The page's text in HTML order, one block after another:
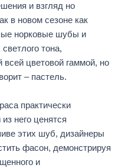
и взгляд но
в новом сезоне как
норковые шубы и
тона,
всей цветовой гаммой, но
– пастель.
практически
него ценятся
этих шуб, дизайнеры
фасон, демонстрируя
и